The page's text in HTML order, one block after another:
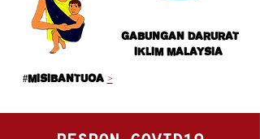
Gabungan Darurat
Iklim Malaysia
#MisiBantuOA >